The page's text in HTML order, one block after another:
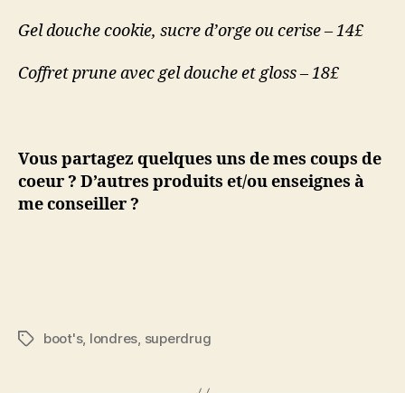
Gel douche cookie, sucre d’orge ou cerise – 14£
Coffret prune avec gel douche et gloss – 18£
Vous partagez quelques uns de mes coups de
coeur ? D’autres produits et/ou enseignes à
me conseiller ?
Étiquettes
boot's, londres, superdrug